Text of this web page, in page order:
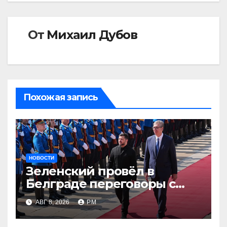
От Михаил Дубов
Похожая запись
НОВОСТИ
Зеленский провёл в
Белграде переговоры с
Вучичем
АВГ 8, 2026 РМ